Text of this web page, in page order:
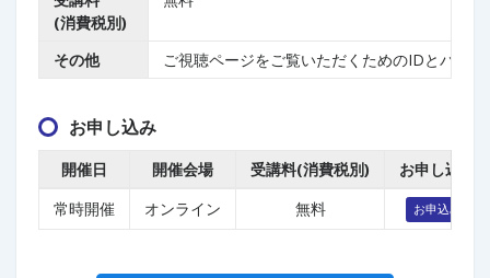
(消費税別)
その他 ご視聴ページをご覧いただくためのIDとパス
お申し込み
開催日 開催会場 受講料(消費税別)
お申し込み
常時開催
オンライン 無料 お申込み